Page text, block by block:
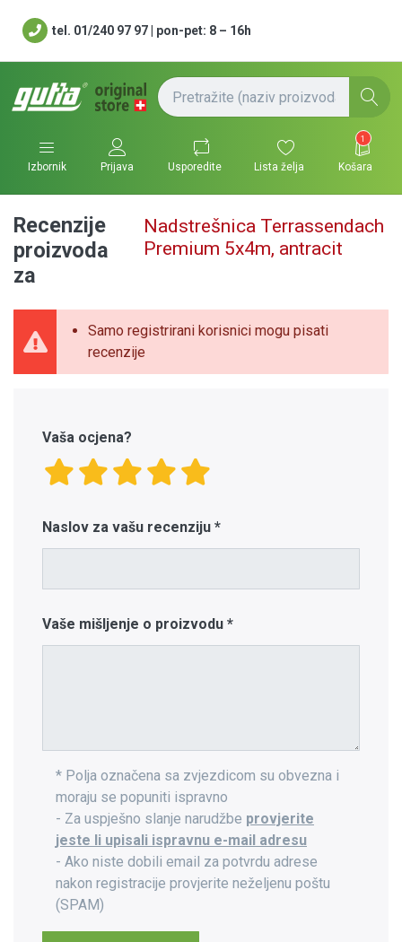
tel. 01/240 97 97 | pon-pet: 8 – 16h
Izbornik Prijava Usporedite Lista želja
1
Košara
Recenzije
proizvoda
za
Nadstrešnica Terrassendach
Premium 5x4m, antracit
Samo registrirani korisnici mogu pisati
recenzije
Vaša ocjena?
Naslov za vašu recenziju
Vaše mišljenje o proizvodu
* Polja označena sa zvjezdicom su obvezna i
moraju se popuniti ispravno
- Za uspješno slanje narudžbe provjerite
jeste li upisali ispravnu e-mail adresu
- Ako niste dobili email za potvrdu adrese
nakon registracije provjerite neželjenu poštu
(SPAM)